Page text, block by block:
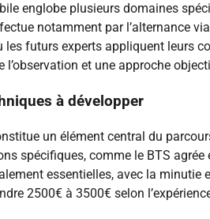
englobe plusieurs domaines
notamment par l’alternance
les futurs experts appliquent leurs
l’observation et une approche
à développer
un élément central du
spécifiques, comme le BTS
essentielles, avec la
2500€ à 3500€ selon